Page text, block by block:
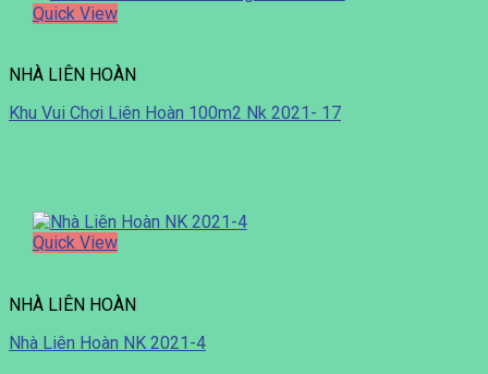
Quick View
NHÀ LIÊN HOÀN
Khu Vui Chơi Liên Hoàn 100m2 Nk 2021- 17
Quick View
NHÀ LIÊN HOÀN
Nhà Liên Hoàn NK 2021-4